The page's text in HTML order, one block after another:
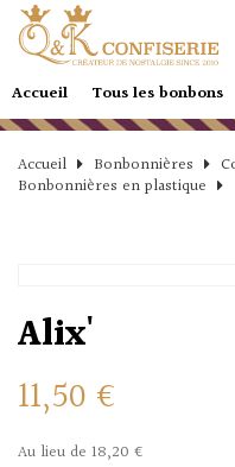
Accueil Tous les bonbons
Accueil Bonbonnières
Bonbonnières en plastique
Alix'
11,50 €
Au lieu de 18,20 €